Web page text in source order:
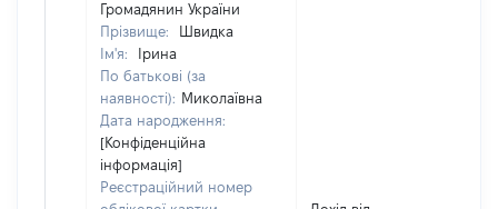
Громадянин України
Прізвище:
Швидка
Ім'я:
Ірина
По батькові (за
наявності): Миколаївна
Дата народження:
[Конфіденційна
інформація]
Реєстраційний номер